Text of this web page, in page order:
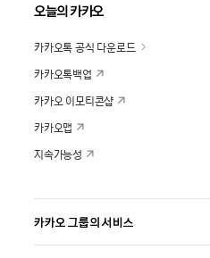
오늘의 카카오
카카오톡 공식 다운로드
카카오톡백업
카카오 이모티콘샵
카카오맵
지속가능성
카카오 그룹의 서비스